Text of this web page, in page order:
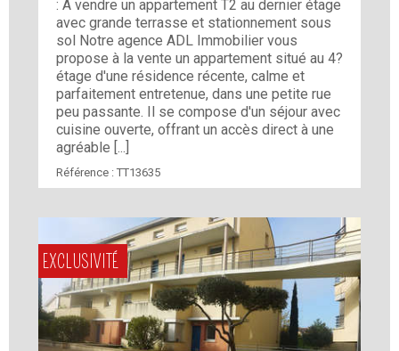
: A vendre un appartement T2 au dernier étage
avec grande terrasse et stationnement sous
sol Notre agence ADL Immobilier vous
propose à la vente un appartement situé au 4?
étage d'une résidence récente, calme et
parfaitement entretenue, dans une petite rue
peu passante. Il se compose d'un séjour avec
cuisine ouverte, offrant un accès direct à une
agréable [...]
Référence : TT13635
EXCLUSIVITÉ